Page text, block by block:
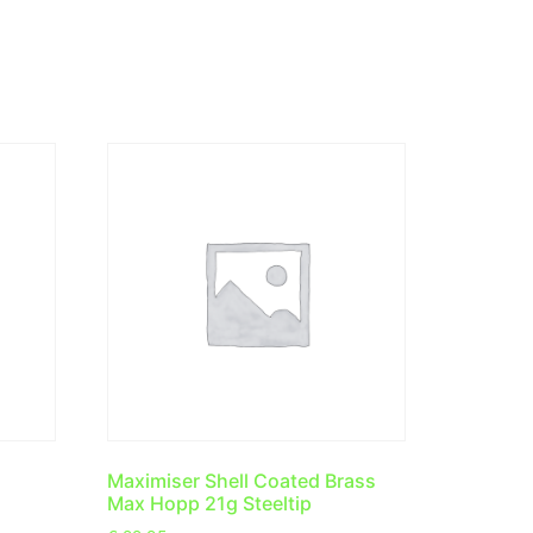
Maximiser Shell Coated Brass
Max Hopp 21g Steeltip